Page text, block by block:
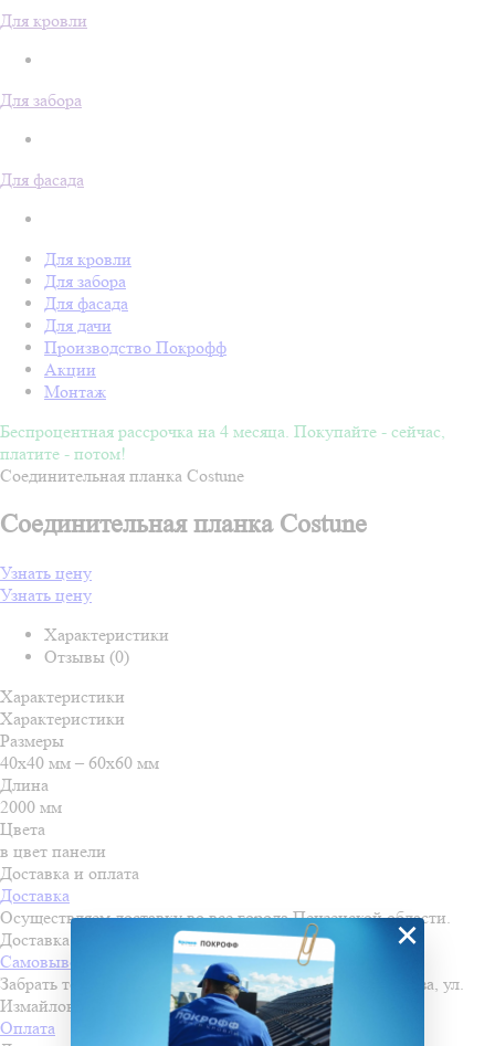
Для кровли
Для забора
Для фасада
Для кровли
Для забора
Для фасада
Для дачи
Производство Покрофф
Акции
Монтаж
Беспроцентная рассрочка на 4 месяца. Покупайте - сейчас,
платите - потом!
Соединительная планка Costune
Соединительная планка Costune
Узнать цену
Узнать цену
Характеристики
Отзывы (0)
Характеристики
Характеристики
Размеры
40х40 мм – 60х60 мм
Длина
2000 мм
Цвета
в цвет панели
Доставка и оплата
Доставка
Осуществляем доставку во все города Пензенской области.
Доставка осуществляется по льготной стоимости!
Самовывоз
Забрать товар можно самостоятельно со склада в г. Пенза, ул.
Измайлова, д. 28
Оплата
×